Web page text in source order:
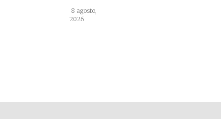
8 agosto,
2026